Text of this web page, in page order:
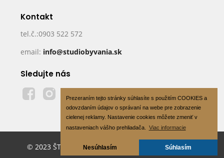
Prezeraním tejto stránky súhlasíte s použitím COOKIES a
odovzdaním údajov o správaní na webe pre zobrazenie
cielenej reklamy. Nastavenie cookies môžete zmeniť v
nastaveniach vášho prehliadača.
Viac informacie
Nesúhlasím Súhlasím
Kontakt
tel.č.:0903 522 572
email: info@studiobyvania.sk
Sledujte nás
© 2023 ŠTÚDIO BÝVANIA s.r.o - All Rights Reserved